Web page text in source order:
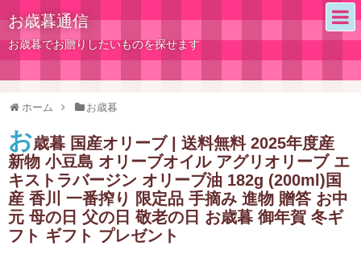
お歳暮通信
お歳暮でお贈りしたいものを探せます
ホーム お歳暮
お歳暮 国産オリーブ | 送料無料 2025年度産
新物 小豆島 オリーブオイル アグリオリーブ エ
キストラバージン オリーブ油 182g (200ml)国
産 香川 一番搾り 限定品 手摘み 進物 贈答 お中
元 母の日 父の日 敬老の日 お歳暮 御年賀 冬ギ
フト ギフト プレゼント